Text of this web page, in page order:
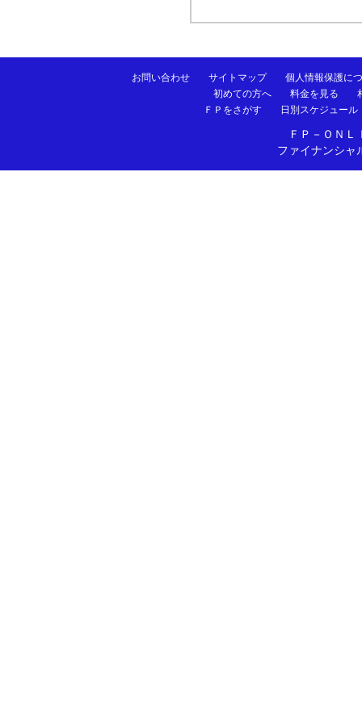
お問い合わせ サイトマップ
個人情報保護に
初めての方へ
料金を見る
ＦＰをさがす
日別スケジュール
ＦＰ－ＯＮ
ファイナンシャ